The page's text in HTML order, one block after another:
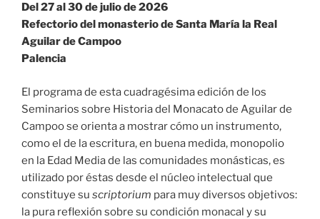
Del 27 al 30 de julio de 2026
Refectorio del monasterio de Santa María la Real
Aguilar de Campoo
Palencia
El programa de esta cuadragésima edición de los
Seminarios sobre Historia del Monacato de Aguilar de
Campoo se orienta a mostrar cómo un instrumento,
como el de la escritura, en buena medida, monopolio
en la Edad Media de las comunidades monásticas, es
utilizado por éstas desde el núcleo intelectual que
constituye su scriptorium para muy diversos objetivos:
la pura reflexión sobre su condición monacal y su